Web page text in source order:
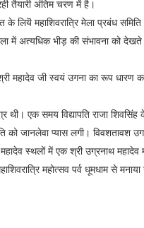
तैयारी अंतिम चरण में है।
महाशिवरात्रि मेला प्रबंध समिति
में अत्यधिक भीड़ की संभावना को देखते
महादेव जी स्वयं उगना का रूप धारण
थी। एक समय विद्यापति राजा
को जानलेवा प्यास लगी। विवशतावश
स्थलों में एक श्री उग्रनाथ महादेव
महोत्सव पर्व धूमधाम से